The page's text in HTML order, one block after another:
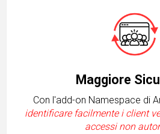
Maggiore
Con l'add-on Namespace di
identificare facilmente i client
accessi non